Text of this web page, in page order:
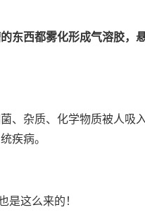
东西都雾化形成气溶胶，
、杂质、化学物质被人吸入
疾病。
是这么来的！